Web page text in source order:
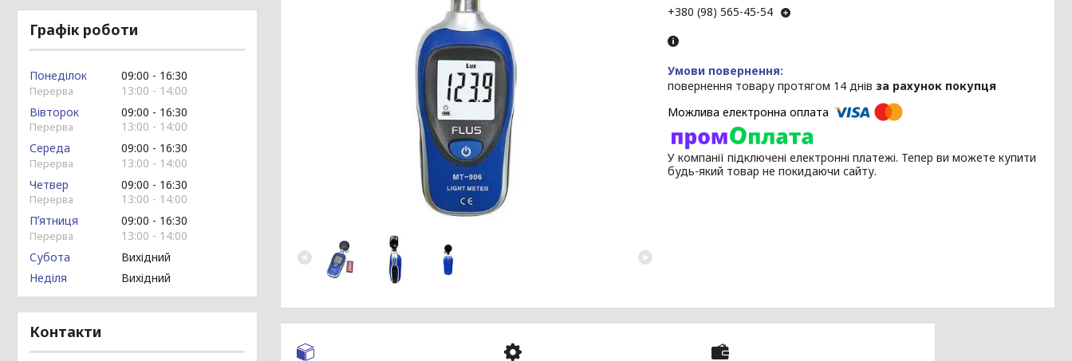
+380 (98) 565-45-54
повернення товару протягом 14 днів за рахунок покупця
У компанії підключені електронні платежі. Тепер ви можете купити
будь-який товар не покидаючи сайту.
Графік роботи
Понеділок 09:00
16:30
13:00
14:00
Вівторок
09:00
16:30
13:00
14:00
Середа
09:00
16:30
13:00
14:00
Четвер
09:00
16:30
13:00
14:00
Пʼятниця
09:00
16:30
13:00
14:00
Субота
Вихідний
Неділя
Вихідний
Контакти